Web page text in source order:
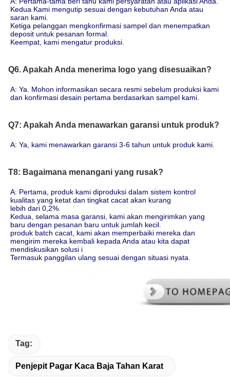
Kedua Kami mengutip sesuai dengan kebutuhan Anda atau
saran kami.
Ketiga pelanggan mengkonfirmasi sampel dan menempatkan
deposit untuk pesanan formal.
Keempat, kami mengatur produksi.
Q6. Apakah Anda menerima logo yang disesuaikan?
A: Ya. Mohon informasikan secara resmi sebelum produksi kami
dan konfirmasi desain pertama berdasarkan sampel kami.
Q7: Apakah Anda menawarkan garansi untuk produk?
A: Ya, kami menawarkan garansi 3-6 tahun untuk produk kami.
T8: Bagaimana menangani yang rusak?
A: Pertama, produk kami diproduksi dalam sistem kontrol
kualitas yang ketat dan tingkat cacat akan kurang
lebih dari 0,2%.
Kedua, selama masa garansi, kami akan mengirimkan yang
baru dengan pesanan baru untuk jumlah kecil.
produk batch cacat, kami akan memperbaiki mereka dan
mengirim mereka kembali kepada Anda atau kita dapat
mendiskusikan solusi i
Termasuk panggilan ulang sesuai dengan situasi nyata.
Tag:
Penjepit Pagar Kaca Baja Tahan Karat